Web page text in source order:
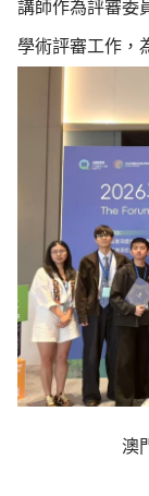
講師作為評審委
學術評審工作，
澳